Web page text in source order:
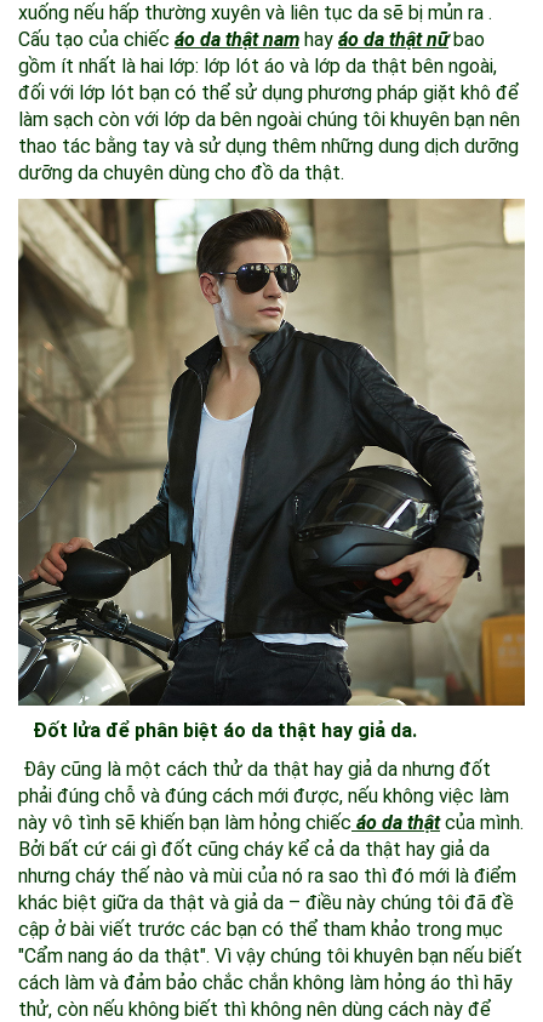
xuống nếu hấp thường xuyên và liên tục da sẽ bị mủn ra .
Cấu tạo của chiếc áo da thật nam hay áo da thật nữbao
gồm ít nhất là hai lớp: lớp lót áo và lớp da thật bên ngoài,
đối với lớp lót bạn có thể sử dụng phương pháp giặt khô để
làm sạch còn với lớp da bên ngoài chúng tôi khuyên bạn nên
thao tác bằng tay và sử dụng thêm những dung dịch dưỡng
dưỡng da chuyên dùng cho đồ da thật.
Đốt lửa để phân biệt áo da thật hay giả da.
Đây cũng là một cách thử da thật hay giả da nhưng đốt
phải đúng chỗ và đúng cách mới được, nếu không việc làm
này vô tình sẽ khiến bạn làm hỏng chiếc áo da thậtcủa mình.
Bởi bất cứ cái gì đốt cũng cháy kể cả da thật hay giả da
nhưng cháy thế nào và mùi của nó ra sao thì đó mới là điểm
khác biệt giữa da thật và giả da – điều này chúng tôi đã đề
cập ở bài viết trước các bạn có thể tham khảo trong mục
"Cẩm nang áo da thật". Vì vậy chúng tôi khuyên bạn nếu biết
cách làm và đảm bảo chắc chắn không làm hỏng áo thì hãy
thử, còn nếu không biết thì không nên dùng cách này để